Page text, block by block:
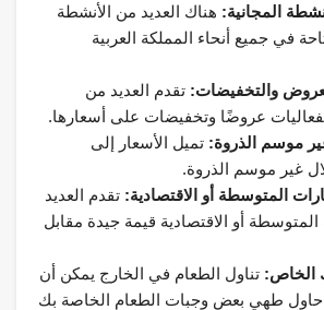
المجانية: هناك العديد من الأنشطة
في جميع أنحاء المملكة العربية
والتخفيضات: تقدم العديد من
عروضًا وتخفيضات على أسعارها.
موسم الذروة: تميل الأسعار إلى
غير موسم الذروة.
المتوسطة أو الاقتصادية: تقدم العديد
أو الاقتصادية قيمة جيدة مقابل
الخاص: تناول الطعام في الخارج يمكن أن
حاول طهي بعض وجبات الطعام الخاصة بك